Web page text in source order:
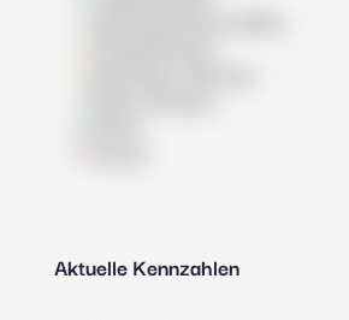
Aktuelle Kennzahlen